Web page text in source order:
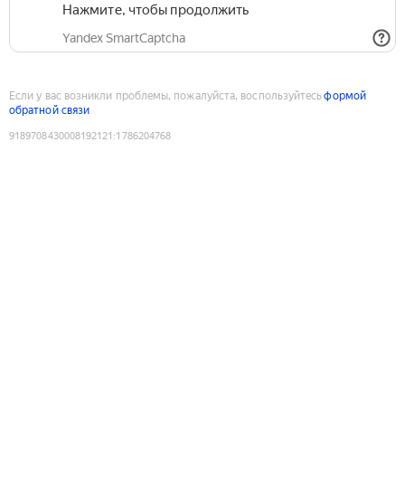
Нажмите, чтобы продолжить
Yandex SmartCaptcha
Если у вас возникли проблемы, пожалуйста, воспользуйтесьформой
обратной связи
9189708430008192121 :1786204768